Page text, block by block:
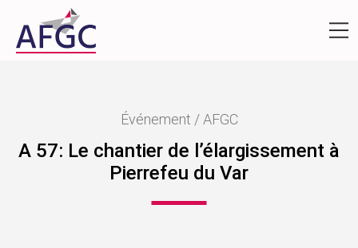
Événement / AFGC
A 57: Le chantier de l’élargissement à
Pierrefeu du Var